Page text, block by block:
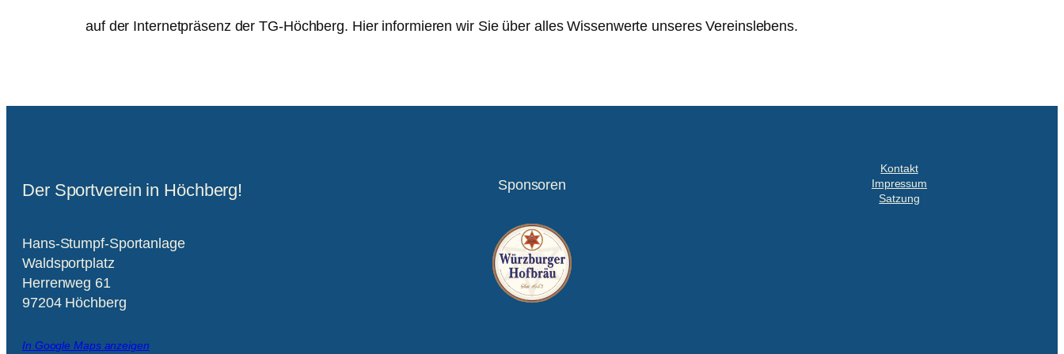
auf der Internetpräsenz der TG-Höchberg. Hier informieren wir Sie über alles Wissenwerte unseres Vereinslebens.
Der Sportverein in Höchberg!
Hans-Stumpf-Sportanlage
Waldsportplatz
Herrenweg 61
97204 Höchberg
In Google Maps anzeigen
Sponsoren
Kontakt
Impressum
Satzung